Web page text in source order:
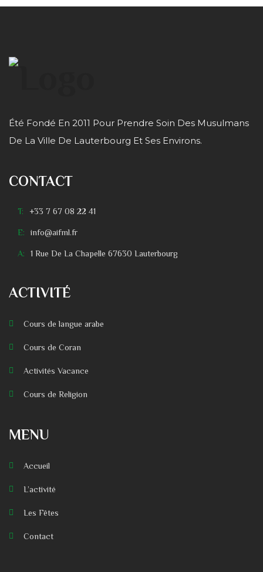
Été Fondé En 2011 Pour Prendre Soin Des Musulmans
De La Ville De Lauterbourg Et Ses Environs.
CONTACT
T: +33 7 67 08 22 41
E: info@aifml.fr
A: 1 Rue De La Chapelle 67630 Lauterbourg
ACTIVITÉ
Cours de langue arabe
Cours de Coran
Activités Vacance
Cours de Religion
MENU
Accueil
L’activité
Les Fêtes
Contact